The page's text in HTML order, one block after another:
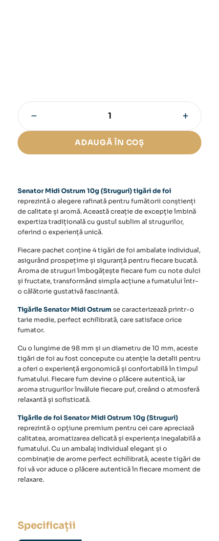
Tigari
Senator
(Struguri)
− +
ADAUGĂ ÎN COȘ
Senator Midi Ostrum 10g (Struguri) tigări de foi
reprezintă o alegere rafinată pentru fumătorii conștienți
de calitate și aromă. Această creație de excepție îmbină
expertiza tradițională cu gustul sublim al strugurilor,
oferind o experiență unică.
Fiecare pachet conține 4 tigări de foi ambalate individual,
asigurând prospețime și siguranță pentru fiecare bucată.
Aroma de struguri îmbogățește fiecare fum cu note dulci
și fructate, transformând simpla acțiune a fumatului într-
o călătorie gustativă fascinantă.
Tigările Senator Midi Ostrum se caracterizează printr-o
tarie medie, perfect echilibrată, care satisface orice
fumator.
Cu o lungime de 98 mm și un diametru de 10 mm, aceste
tigări de foi au fost concepute cu atenție la detalii pentru
a oferi o experiență ergonomică și confortabilă în timpul
fumatului. Fiecare fum devine o plăcere autentică, iar
aroma strugurilor învăluie fiecare puf, creând o atmosferă
relaxantă și sofisticată.
Tigările de foi Senator Midi Ostrum 10g (Struguri)
reprezintă o opțiune premium pentru cei care apreciază
calitatea, aromatizarea delicată și experiența inegalabilă a
fumatului. Cu un ambalaj individual elegant și o
combinație de arome perfect echilibrată, aceste tigări de
foi vă vor aduce o plăcere autentică în fiecare moment de
relaxare.
Specificații